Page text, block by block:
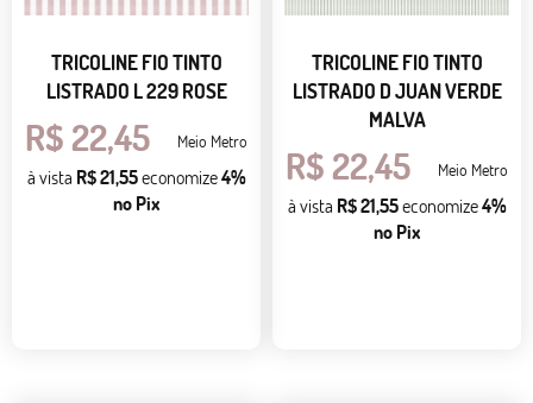
TRICOLINE FIO TINTO
LISTRADO L 229 ROSE
R$ 22,45 Meio Metro
à vista R$ 21,55economize4%
no Pix
TRICOLINE FIO TINTO
LISTRADO D JUAN VERDE
MALVA
R$ 22,45 Meio Metro
à vista R$ 21,55economize4%
no Pix